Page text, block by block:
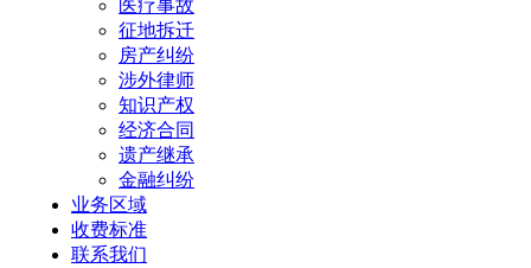
医疗事故
征地拆迁
房产纠纷
涉外律师
知识产权
经济合同
遗产继承
金融纠纷
业务区域
收费标准
联系我们